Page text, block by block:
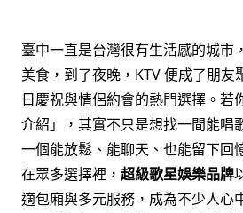
臺中一直是台灣很有生活感的城市
美食，到了夜晚，KTV 便成了朋友
日慶祝與情侶約會的熱門選擇。若
介紹」，其實不只是想找一間能唱
一個能放鬆、能聊天、也能留下回
在眾多選擇裡， 超級歌星娛樂品牌
適包廂與多元服務，成為不少人心